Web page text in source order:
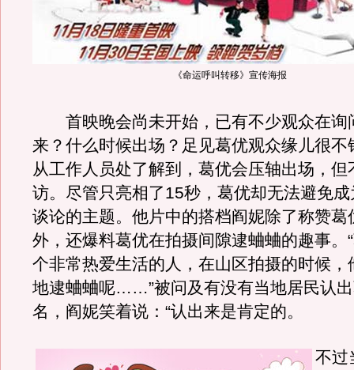
《命运呼叫转移》宣传海报
首映晚会尚未开始，已有不少观众在询
来？什么时候出场？足见葛优观众缘儿很不
从工作人员处了解到，葛优会压轴出场，但
访。尽管只亮相了15秒，葛优却无法避免
谈论的主题。他片中的搭档阎妮除了称赞葛
外，还爆料葛优在拍摄间隙逮蛐蛐的趣事。
个非常热爱生活的人，在山区拍摄的时候，
地逮蛐蛐呢……”被问及有没有当地居民认
名，阎妮笑着说：“认出来是肯定的。
不过